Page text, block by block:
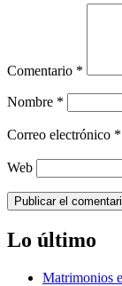
Comentario *
Nombre *
Correo electrónico *
Web
Lo último
Matrimonios